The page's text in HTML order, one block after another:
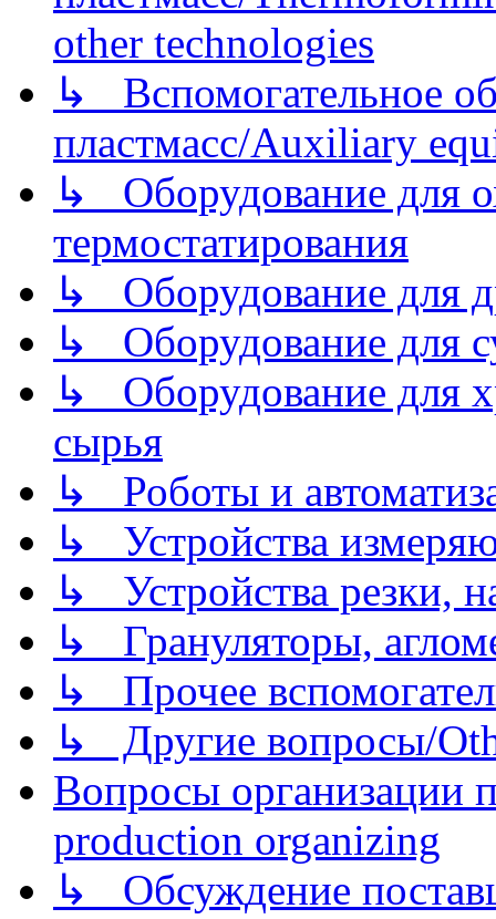
other technologies
↳ Вспомогательное
пластмасс/Auxiliary
↳ Оборудование для
термостатирования
↳ Оборудование для
↳ Оборудование для
↳ Оборудование для
сырья
↳ Роботы и
↳ Устройства
↳ Устройства резки,
↳ Грануляторы,
↳ Прочее
↳ Другие вопросы/
Вопросы организации
production organizing
↳ Обсуждение